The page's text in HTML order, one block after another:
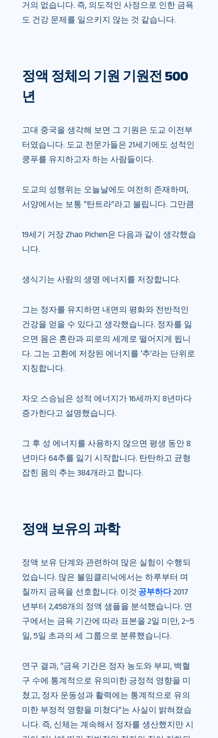
거의 없습니다. 즉, 의도적인 사정으로 인한 금욕
도 건강 문제를 일으키지 않는 것 같습니다.
정액 정체의 기원 기원전 500
년
고대 중국을 생각해 보면 그 기원은 도교 이전부
터였습니다. 도교 전문가들은 21세기에도 성적인
쿵푸를 유지하고자 하는 사람들이다.
도교의 성행위는 오늘날에도 여전히 존재하며,
서양에서는 보통 “탄트라”라고 불립니다. 그만큼
19세기 거장 Zhao Pichen은 다음과 같이 생각했습
니다.
생식기는 사람의 생명 에너지를 저장합니다.
그는 정자를 유지하면 내면의 평화와 전반적인
건강을 얻을 수 있다고 생각했습니다. 정자를 잃
으면 몸은 혼란과 피로의 세계로 떨어지게 됩니
다. 그는 고환에 저장된 에너지를 ‘추’라는 단위로
지칭합니다.
자오 스승님은 성적 에너지가 16세까지 8년마다
증가한다고 설명했습니다.
그 후 성 에너지를 사용하지 않으면 평생 동안 8
년마다 64추를 잃기 시작합니다. 탄탄하고 균형
잡힌 몸의 추는 384개라고 합니다.
정액 보유의 과학
정액 보유 단계와 관련하여 많은 실험이 수행되
었습니다. 많은 불임클리닉에서는 하루부터 며
칠까지 금욕을 선호합니다. 이것 공부하다2017
년부터 2,458개의 정액 샘플을 분석했습니다. 연
구에서는 금욕 기간에 따라 표본을 2일 미만, 2~5
일, 5일 초과의 세 그룹으로 분류했습니다.
연구 결과, “금욕 기간은 정자 농도와 부피, 백혈
구 수에 통계적으로 유의미한 긍정적 영향을 미
쳤고, 정자 운동성과 활력에는 통계적으로 유의
미한 부정적 영향을 미쳤다”는 사실이 밝혀졌습
니다. 즉, 신체는 계속해서 정자를 생산했지만 시